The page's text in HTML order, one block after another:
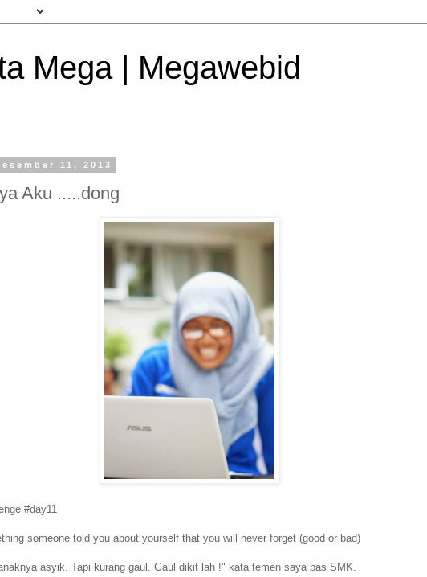
Mega | Megawebid
11, 2013
Aku .....dong
#day11
someone told you about yourself that you will never forget (good or bad)
asyik. Tapi kurang gaul. Gaul dikit lah !" kata temen saya pas SMK.